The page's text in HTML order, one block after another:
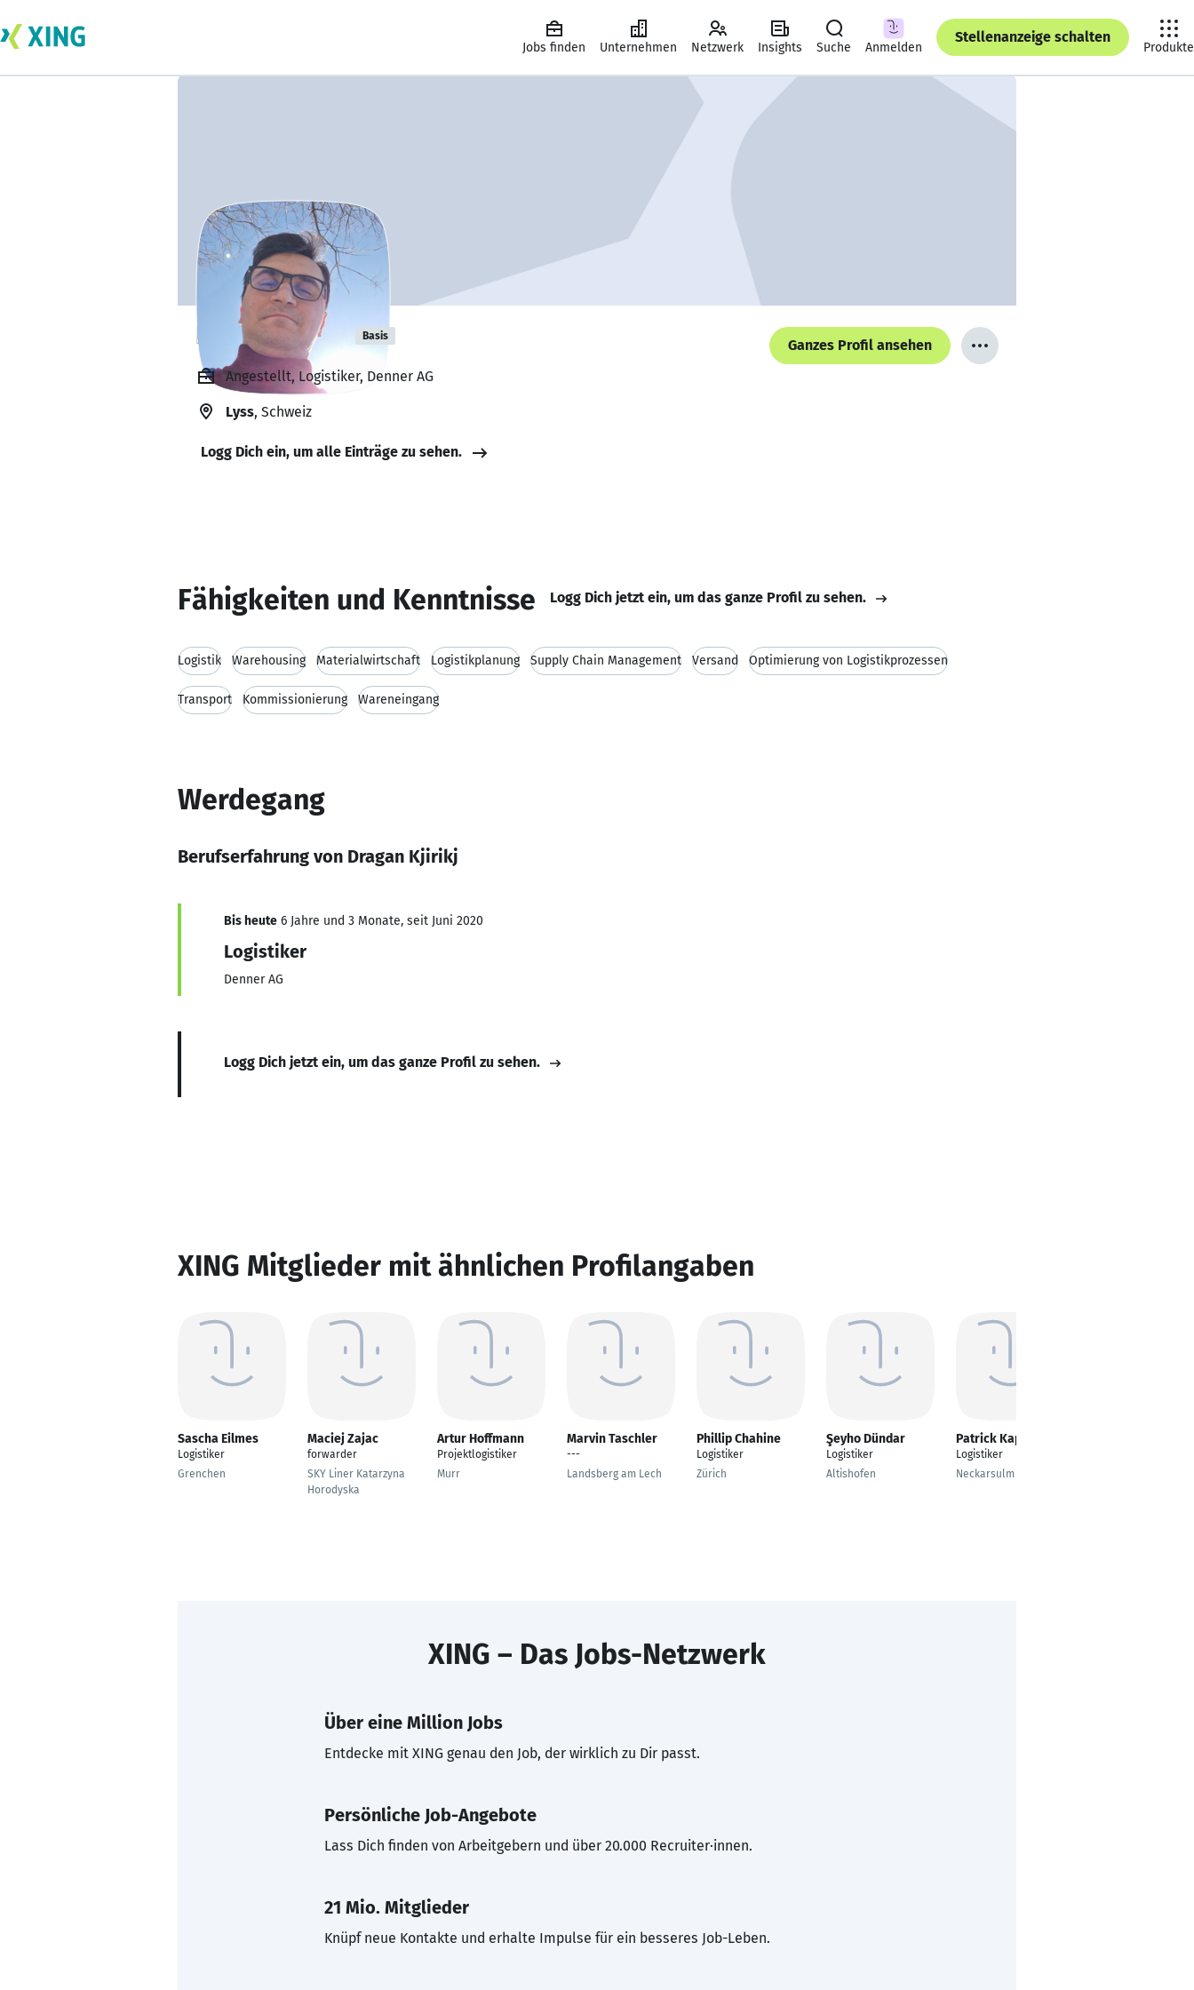
Jobs finden Unternehmen Netzwerk Insights Suche Anmelden
Stellenanzeige schalten
Produkte
Dragan Kjirikj Basis
Ganzes Profil ansehen
Angestellt, Logistiker, Denner AG
Lyss, Schweiz
Logg Dich ein, um alle Einträge zu sehen.
Fähigkeiten und Kenntnisse Logg Dich jetzt ein, um das ganze Profil zu sehen.
Logistik Warehousing Materialwirtschaft Logistikplanung Supply Chain Management Versand Optimierung von Logistikprozessen
Transport Kommissionierung Wareneingang
Werdegang
Berufserfahrung von Dragan Kjirikj
Bis heute 6 Jahre und 3 Monate, seit Juni 2020
Logistiker
Denner AG
Logg Dich jetzt ein, um das ganze Profil zu sehen.
XING Mitglieder mit ähnlichen Profilangaben
Sascha Eilmes
Logistiker
Grenchen
Maciej Zajac
forwarder
SKY Liner Katarzyna
Horodyska
Artur Hoffmann
Projektlogistiker
Murr
Marvin Taschler
---
Landsberg am Lech
Phillip Chahine
Logistiker
Zürich
Şeyho Dündar
Logistiker
Altishofen
Patrick Kapitza
Logistiker
Neckarsulm
XING – Das Jobs-Netzwerk
Über eine Million Jobs
Entdecke mit XING genau den Job, der wirklich zu Dir passt.
Persönliche Job-Angebote
Lass Dich finden von Arbeitgebern und über 20.000 Recruiter·innen.
21 Mio. Mitglieder
Knüpf neue Kontakte und erhalte Impulse für ein besseres Job-Leben.